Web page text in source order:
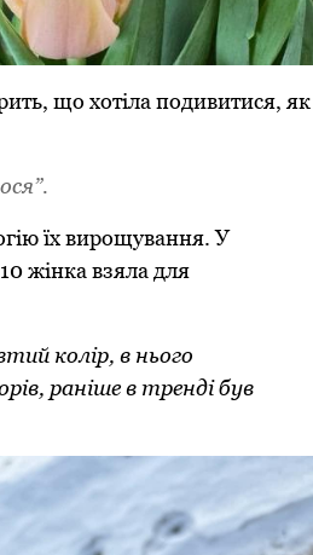
що хотіла подивитися, як
їх вирощування. У
жінка взяла для
колір, в нього
раніше в тренді був